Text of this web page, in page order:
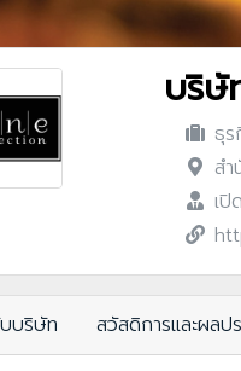
บริษั
ธุ
ส
เปิ
บริษัท สวัสดิการและผลป